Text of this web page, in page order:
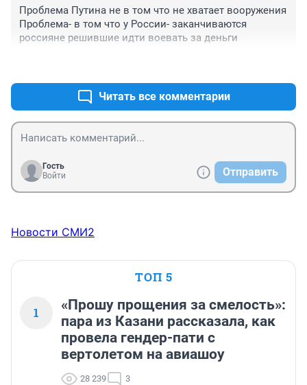
Проблема Путина не в том что не хватает вооружения
Проблема- в том что у России- заканчиваются
россияне решившие идти воевать за деньги
Читать все комментарии
Гость
Войти
Отправить
Новости СМИ2
ТОП 5
1
«Прошу прощения за смелость»:
пара из Казани рассказала, как
провела гендер-пати с
вертолетом на авиашоу
28 239 3